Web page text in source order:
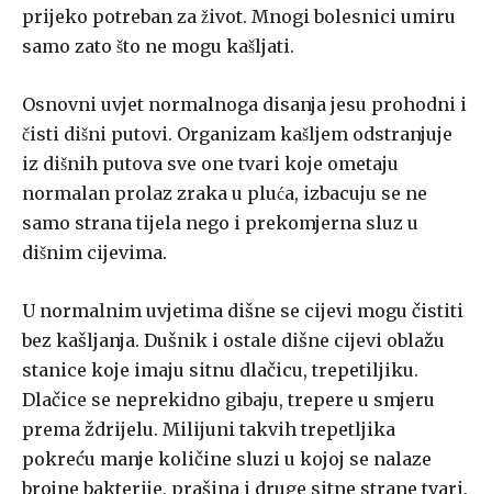
prijeko potreban za život. Mnogi bolesnici umiru
samo zato što ne mogu kašljati.
Osnovni uvjet normalnoga disanja jesu prohodni i
čisti dišni putovi. Organizam kašljem odstranjuje
iz dišnih putova sve one tvari koje ome­taju
normalan prolaz zraka u pluća, izbacuju se ne
samo strana tijela ne­go i prekomjerna sluz u
dišnim cijevima.
U normalnim uvjetima dišne se cijevi mogu čistiti
bez kašljanja. Dušnik i ostale dišne cijevi oblažu
stanice koje imaju sitnu dlačicu, trepetiljiku.
Dlačice se neprekidno gibaju, trepere u smjeru
prema ždrijelu. Milijuni takvih trepetljika
pokreću manje količine sluzi u kojoj se nalaze
brojne bakterije, prašina i druge sitne strane tvari.